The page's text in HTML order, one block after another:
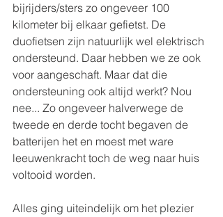
bijrijders/sters zo ongeveer 100
kilometer bij elkaar gefietst. De
duofietsen zijn natuurlijk wel elektrisch
ondersteund. Daar hebben we ze ook
voor aangeschaft. Maar dat die
ondersteuning ook altijd werkt? Nou
nee... Zo ongeveer halverwege de
tweede en derde tocht begaven de
batterijen het en moest met ware
leeuwenkracht toch de weg naar huis
voltooid worden.
Alles ging uiteindelijk om het plezier